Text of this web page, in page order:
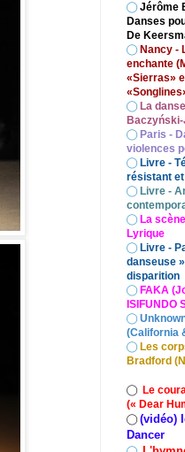
◯ Jérôme
Danses
De
◯ Nancy -
enchante
«Sierras»
◯ La
◯ Paris -
violences
◯ Livre -
résistant
◯ Livre -
◯ La
Lyrique
◯ Livre -
danseuse
disparition
◯ FAKA
ISIFUNDO
◯
(California
◯ Les
Bradford
◯ Le
(« Dear
◯ (vidéo)
Dancer